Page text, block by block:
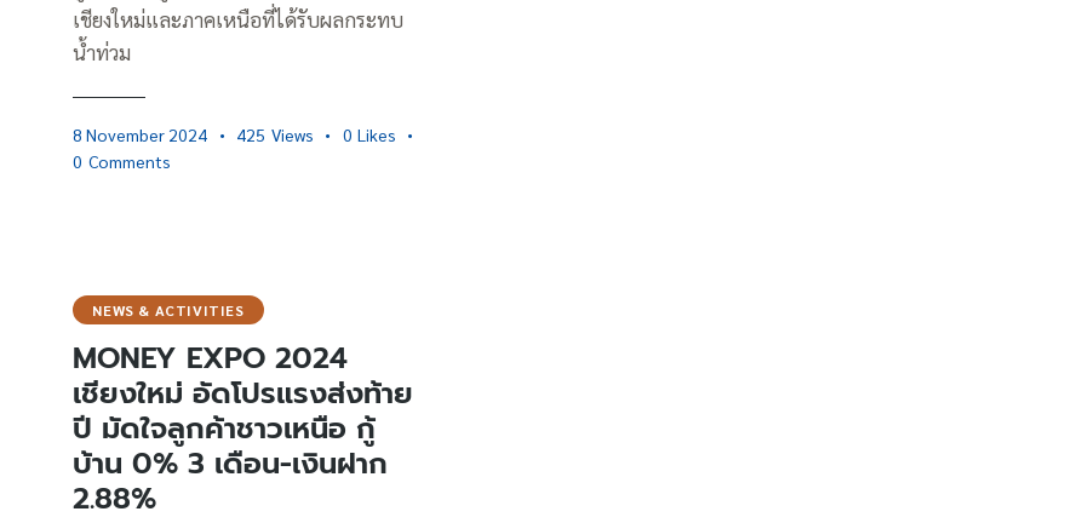
เชียงใหม่และภาคเหนือที่ได้รับผลกระทบ
น้ำท่วม
8 November 2024 425 Views 0 Likes
0 Comments
NEWS & ACTIVITIES
MONEY EXPO 2024
เชียงใหม่ อัดโปรแรงส่งท้าย
ปี มัดใจลูกค้าชาวเหนือ กู้
บ้าน 0% 3 เดือน-เงินฝาก
2.88%